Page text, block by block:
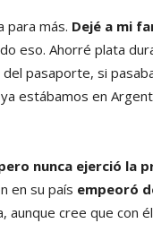
para más. Dejé a mi
eso. Ahorré plata
pasaporte, si
estábamos en
nunca ejerció la
en su país empeoró
cree que con